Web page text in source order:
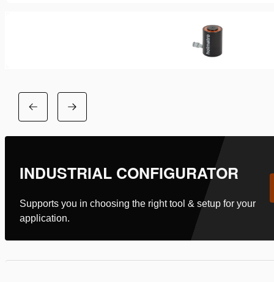
INDUSTRIAL CONFIGURATOR
Supports you in choosing the right tool & setup for your
application.